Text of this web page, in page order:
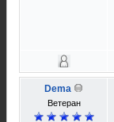
Dema
Ветеран